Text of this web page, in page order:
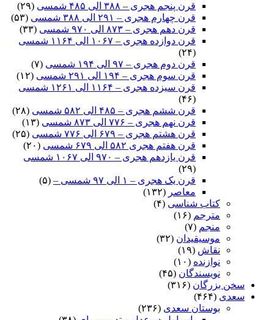
قرن پنجم هجری – ۳۸۸ الی ۴۸۵ شمسی
(۲۹)
قرن چهارم هجری – ۲۹۱ الی ۳۸۸ شمسی
(۵۳)
قرن دهم هجری – ۸۷۳ الی ۹۷۰ شمسی
(۳۳)
قرن دوازده هجری – ۱۰۶۷ الی ۱۱۶۴ شمسی
(۲۴)
قرن دوم هجری – ۹۷ الی ۱۹۴ شمسی
(۷)
قرن سوم هجری – ۱۹۴ الی ۲۹۱ شمسی
(۱۲)
قرن سیزده هجری – ۱۱۶۴ الی ۱۲۶۱ شمسی
(۴۶)
قرن ششم هجری – ۴۸۵ الی ۵۸۲ شمسی
(۲۸)
قرن نهم هجری – ۷۷۶ الی ۸۷۳ شمسی
(۱۳)
قرن هشتم هجری – ۶۷۹ الی ۷۷۶ شمسی
(۲۵)
قرن هفتم هجری ۵۸۲ الی ۶۷۹ شمسی
(۲۰)
قرن یازدهم هجری – ۹۷۰ الی ۱۰۶۷ شمسی
(۲۹)
قرن یک هجری – ۱ الی ۹۷ شمسی –
(۵)
معاصر (۱۳۲)
کتاب شناسی (۴)
مترجم (۱۶)
منجم (۷)
موسیقیدان (۳۲)
نقاش (۱۹)
نوازنده (۱۰)
نویسندگان (۴۵)
سخن بزرگان (۳۱۶)
سعدی (۴۶۴)
بوستان سعدی (۲۳۶)